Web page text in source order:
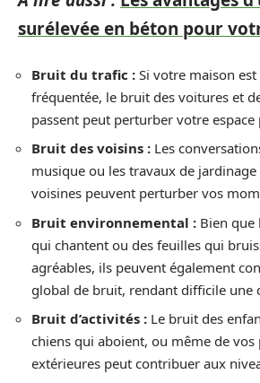
surélevée en béton pour
Bruit du trafic : Si votre maison
fréquentée, le bruit des voitures et
passent peut perturber votre espace
Bruit des voisins : Les
musique ou les travaux de
voisines peuvent perturber vos
Bruit environnemental : Bien que
qui chantent ou des feuilles qui
agréables, ils peuvent également
global de bruit, rendant difficile une
Bruit d’activités : Le bruit des
chiens qui aboient, ou même de
extérieures peut contribuer aux